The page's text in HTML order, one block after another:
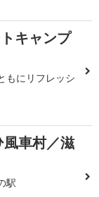
キャンプ
もにリフレッシ
車村／滋
駅